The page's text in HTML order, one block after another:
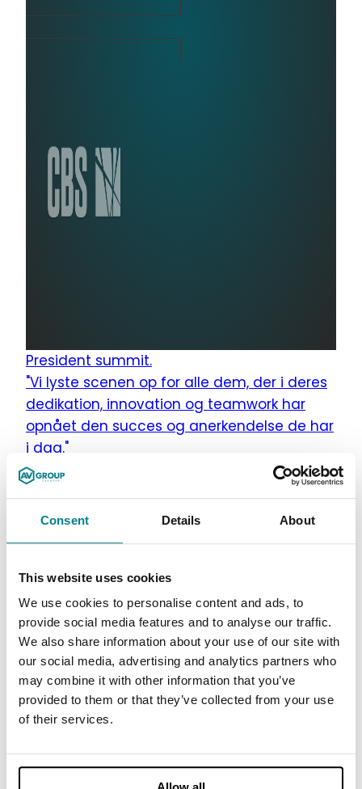
Consent Details About
This website uses cookies
We use cookies to personalise content and ads, to
provide social media features and to analyse our traffic.
We also share information about your use of our site with
our social media, advertising and analytics partners who
may combine it with other information that you’ve
provided to them or that they’ve collected from your use
of their services.
President summit.
"Vi lyste scenen op for alle dem, der i deres
dedikation, innovation og teamwork har
opnået den succes og anerkendelse de har
i dag."
Læs mere
Gilli i Royal Arena
"Over 150 lamper oplyste den store scene
kunstnere med visuelle effekter, ild og
konfetti. "
Læs mere
EY Entrepreneur of the Year 2023
"Hos AV GROUP sigter vi altid efter en
innovativ løsning, hvor kundens ønsker bliver
integreret og udviklet af vores dedikerede
Læs mere